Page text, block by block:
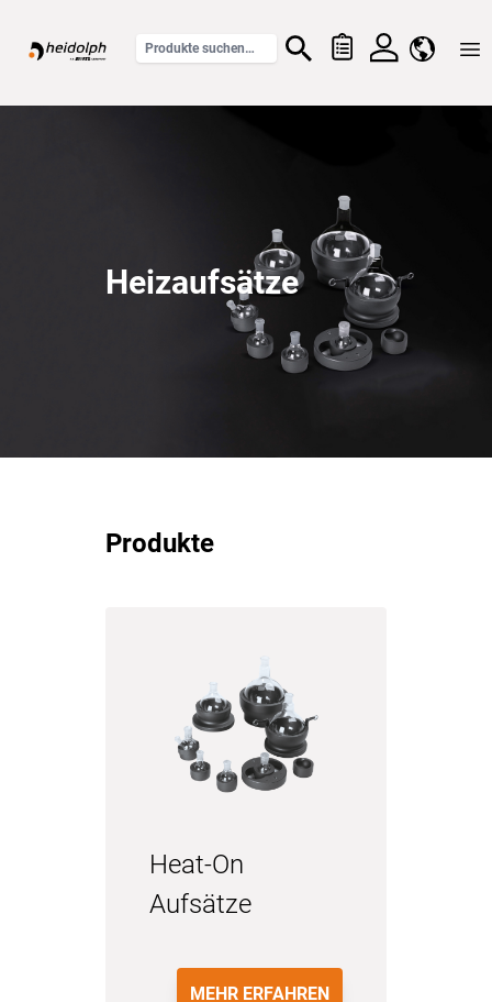
Heizaufsätze
Produkte
Heat-On
Aufsätze
MEHR ERFAHREN